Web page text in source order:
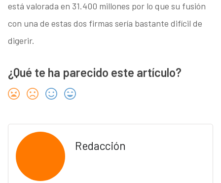
está valorada en 31.400 millones por lo que su fusión
con una de estas dos firmas sería bastante difícil de
digerir.
¿Qué te ha parecido este artículo?
Redacción